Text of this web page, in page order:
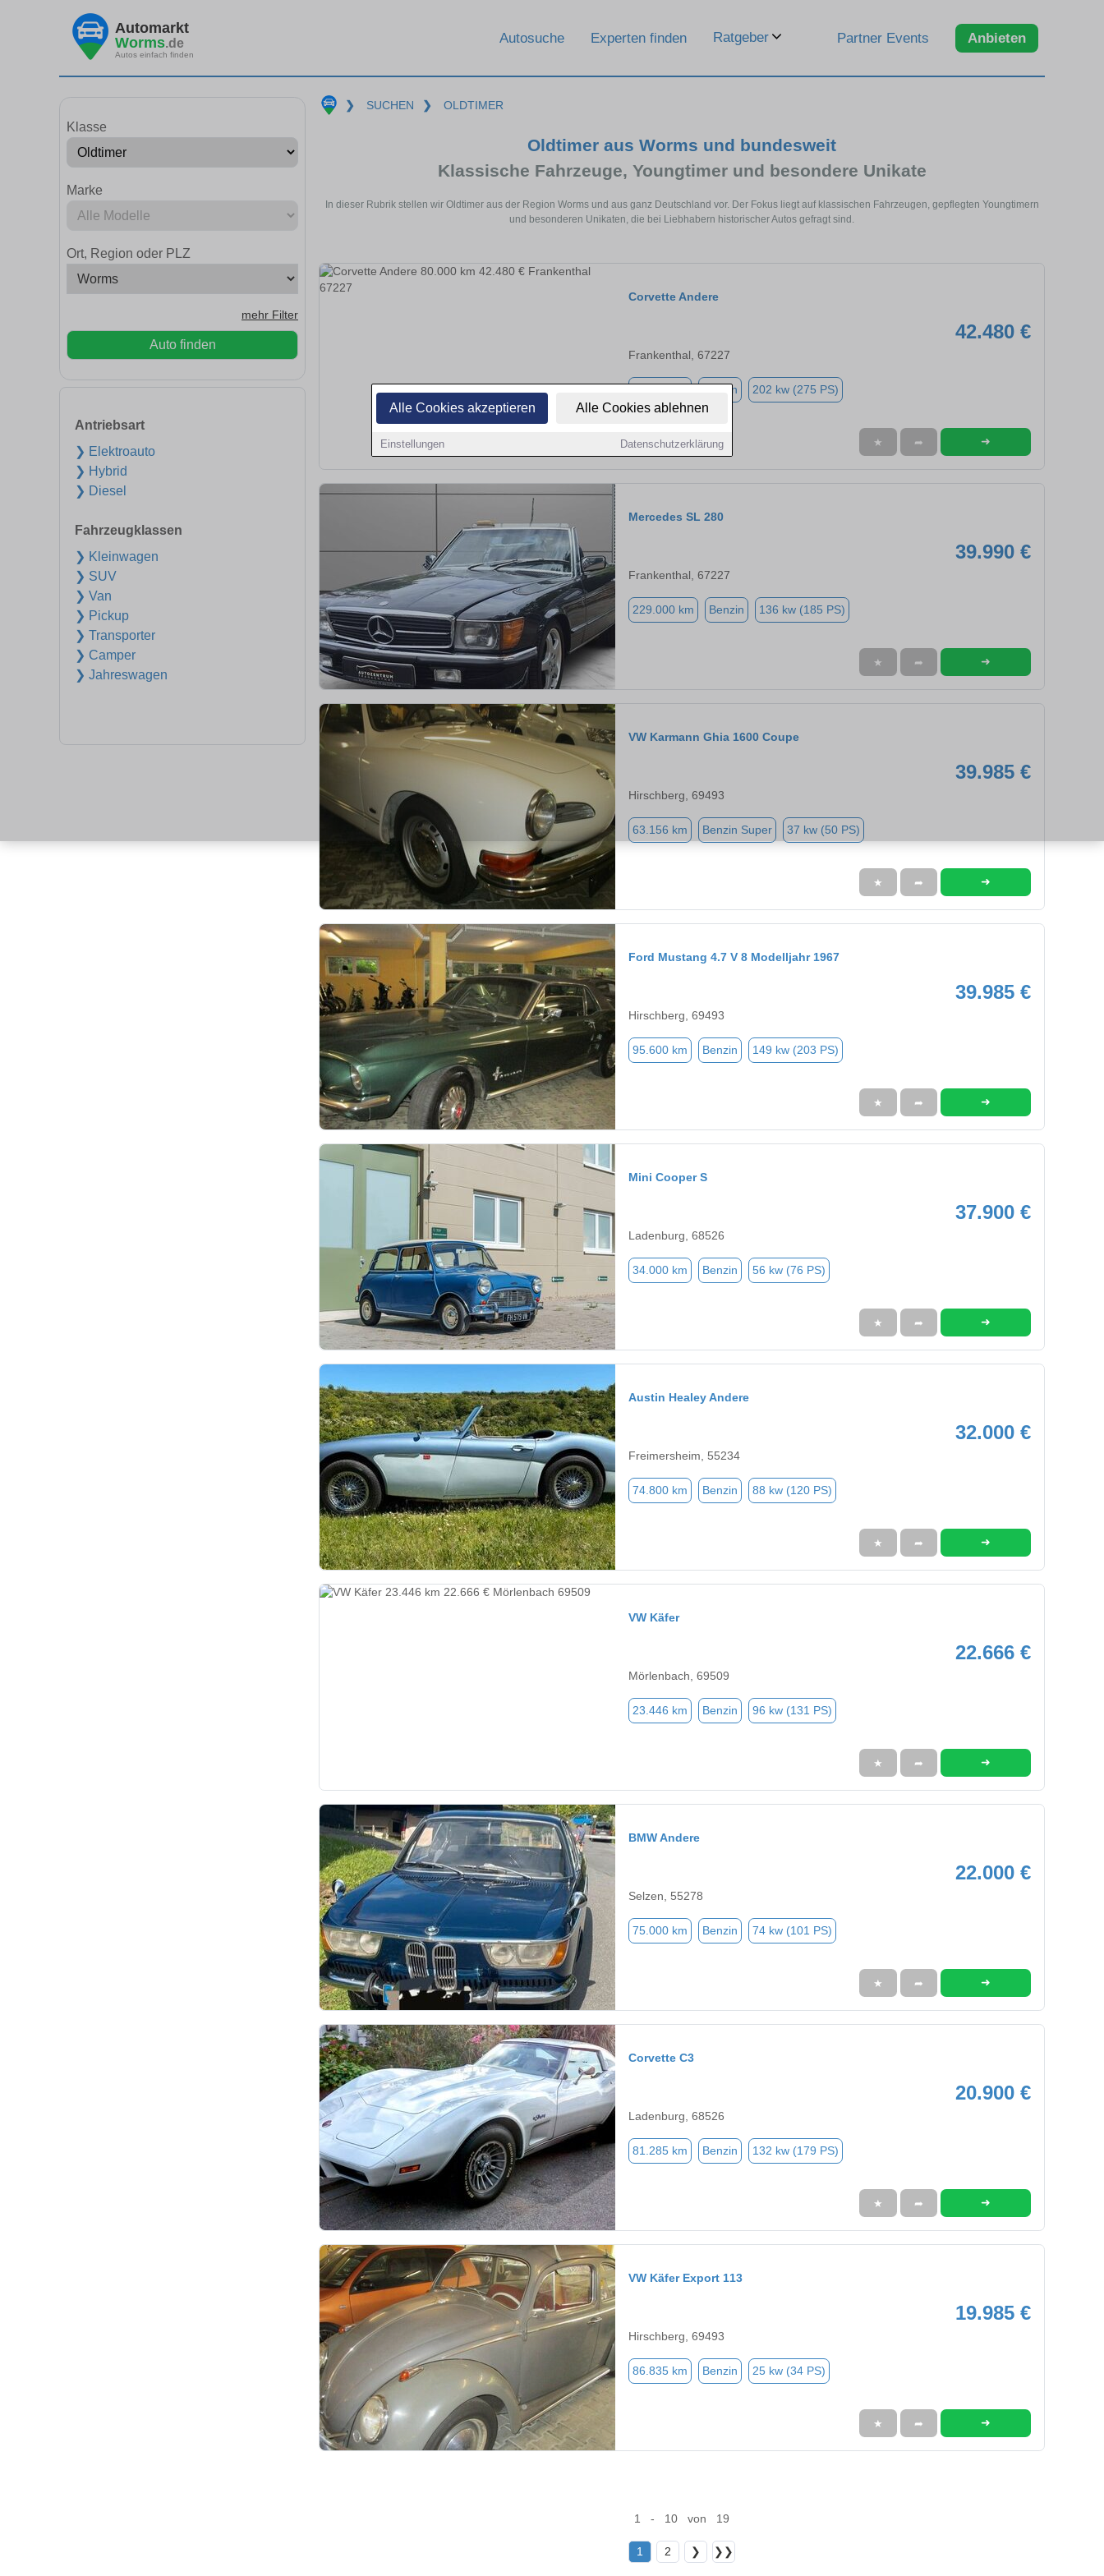
Alle Cookies akzeptieren Alle Cookies ablehnen
Einstellungen Datenschutzerklärung
Automarkt
Worms.de
Autos einfach finden
Autosuche Experten finden Ratgeber Partner Events Anbieten
Klasse
Marke
Ort, Region oder PLZ
mehr Filter
Auto finden
Antriebsart
❯ Elektroauto
❯ Hybrid
❯ Diesel
Fahrzeugklassen
❯ Kleinwagen
❯ SUV
❯ Van
❯ Pickup
❯ Transporter
❯ Camper
❯ Jahreswagen
❯ SUCHEN ❯ OLDTIMER
Oldtimer aus Worms und bundesweit
Klassische Fahrzeuge, Youngtimer und besondere Unikate
In dieser Rubrik stellen wir Oldtimer aus der Region Worms und aus ganz Deutschland vor. Der Fokus liegt auf klassischen Fahrzeugen, gepflegten Youngtimern
und besonderen Unikaten, die bei Liebhabern historischer Autos gefragt sind.
Corvette Andere
42.480 €
Frankenthal, 67227
Benzin 202 kw (275 PS)
★ ➦ ➜
Mercedes SL 280
39.990 €
Frankenthal, 67227
229.000 km Benzin 136 kw (185 PS)
★ ➦ ➜
VW Karmann Ghia 1600 Coupe
39.985 €
Hirschberg, 69493
63.156 km Benzin Super 37 kw (50 PS)
★ ➦ ➜
Ford Mustang 4.7 V 8 Modelljahr 1967
39.985 €
Hirschberg, 69493
95.600 km Benzin 149 kw (203 PS)
★ ➦ ➜
Mini Cooper S
37.900 €
Ladenburg, 68526
34.000 km Benzin 56 kw (76 PS)
★ ➦ ➜
Austin Healey Andere
32.000 €
Freimersheim, 55234
74.800 km Benzin 88 kw (120 PS)
★ ➦ ➜
VW Käfer
22.666 €
Mörlenbach, 69509
23.446 km Benzin 96 kw (131 PS)
★ ➦ ➜
BMW Andere
22.000 €
Selzen, 55278
75.000 km Benzin 74 kw (101 PS)
★ ➦ ➜
Corvette C3
20.900 €
Ladenburg, 68526
81.285 km Benzin 132 kw (179 PS)
★ ➦ ➜
VW Käfer Export 113
19.985 €
Hirschberg, 69493
86.835 km Benzin 25 kw (34 PS)
★ ➦ ➜
1 - 10 von 19
1 2 ❯ ❯❯